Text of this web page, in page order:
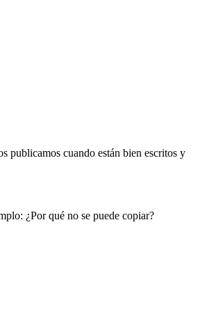
publicamos cuando están bien escritos y
¿Por qué no se puede copiar?